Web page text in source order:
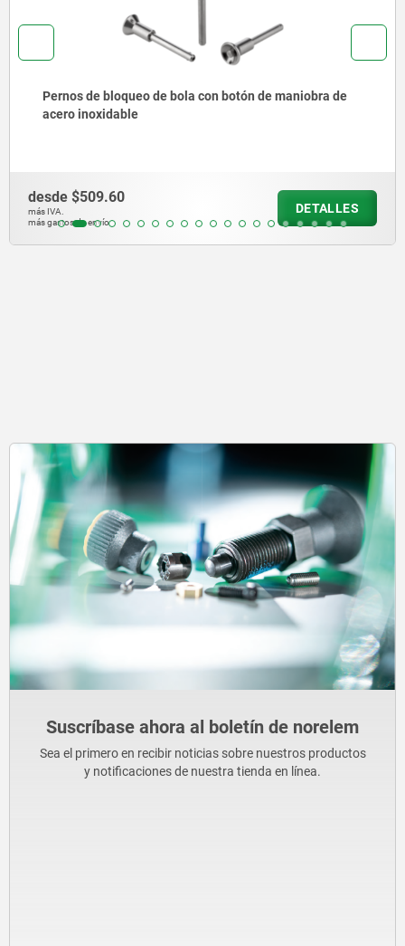
Perno de bloqueo de bola con alta resistencia al
cizallamiento
desde$451.81
más gastos de envío
DETALLES
Suscríbase ahora al boletín de norelem
Sea el primero en recibir noticias sobre nuestros productos
y notificaciones de nuestra tienda en línea.